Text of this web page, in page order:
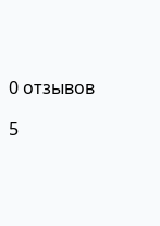
0 отзывов
5